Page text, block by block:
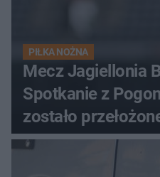
PIŁKA NOŻNA
Mecz Jagiellonia
Spotkanie z
zostało